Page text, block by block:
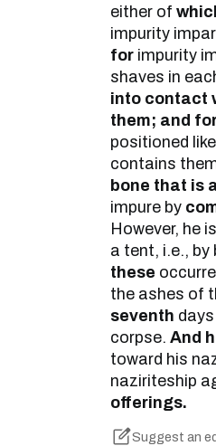
either of
impurity
for impurity
shaves in
into contact
them; and
positioned
contains
bone that is
impure by
However, he
a tent, i.e., by
these
the ashes of
seventh
corpse. And
toward his
naziriteship
offerings.
Suggest an